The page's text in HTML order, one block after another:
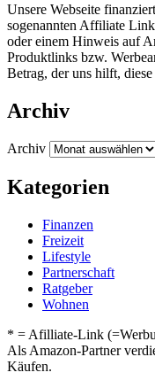
Unsere Webseite
sogenannten Affiliate
oder einem Hinweis auf
Produktlinks bzw.
Betrag, der uns hilft,
Archiv
Archiv
Kategorien
Finanzen
Freizeit
Lifestyle
Partnerschaft
Ratgeber
Wohnen
* = Afilliate-Link
Als Amazon-Partner
Käufen.